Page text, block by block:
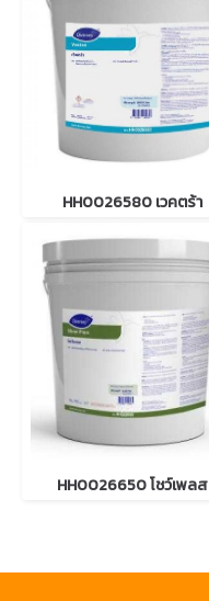
HH0026580 เวคตร้า
HH0026650 โชว์เพลส